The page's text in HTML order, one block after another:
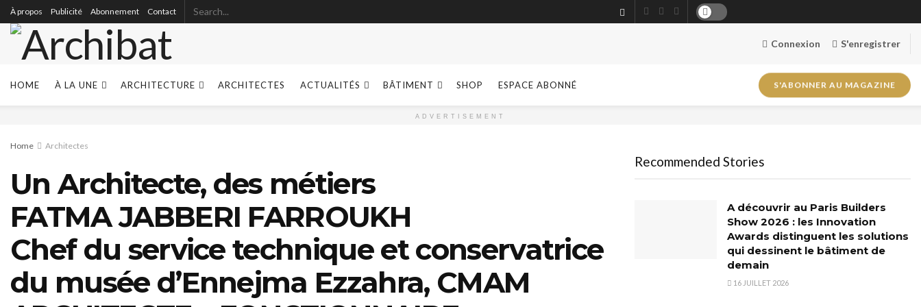
À propos Publicité Abonnement Contact
Connexion S'enregistrer
HOME À LA UNE ARCHITECTURE ARCHITECTES ACTUALITÉS BÂTIMENT SHOP ESPACE ABONNÉ S'ABONNER AU MAGAZINE
ADVERTISEMENT
Home Architectes
Un Architecte, des métiers
FATMA JABBERI FARROUKH
Chef du service technique et conservatrice
du musée d’Ennejma Ezzahra, CMAM
Recommended Stories
A découvrir au Paris Builders
Show 2026 : les Innovation
Awards distinguent les solutions
qui dessinent le bâtiment de
demain
16 JUILLET 2026